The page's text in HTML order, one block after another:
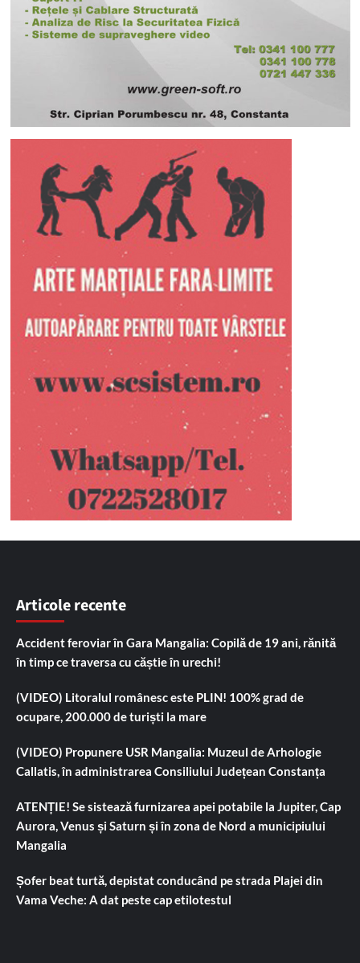
Articole recente
Accident feroviar în Gara Mangalia: Copilă de 19 ani, rănită
în timp ce traversa cu căștie în urechi!
(VIDEO) Litoralul românesc este PLIN! 100% grad de
ocupare, 200.000 de turiști la mare
(VIDEO) Propunere USR Mangalia: Muzeul de Arhologie
Callatis, în administrarea Consiliului Județean Constanța
ATENȚIE! Se sistează furnizarea apei potabile la Jupiter, Cap
Aurora, Venus și Saturn și în zona de Nord a municipiului
Mangalia
Șofer beat turtă, depistat conducând pe strada Plajei din
Vama Veche: A dat peste cap etilotestul